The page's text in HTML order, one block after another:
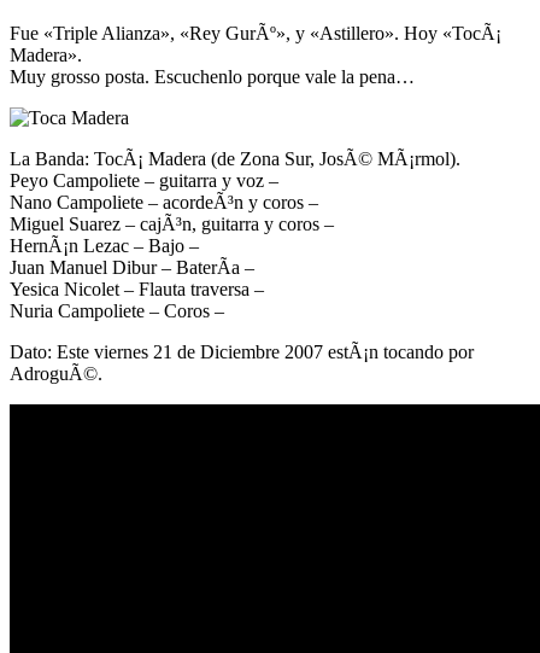
Fue «Triple Alianza», «Rey GurÃº», y «Astillero». Hoy «TocÃ¡
Madera».
Muy grosso posta. Escuchenlo porque vale la pena…
La Banda: TocÃ¡ Madera (de Zona Sur, JosÃ© MÃ¡rmol).
Peyo Campoliete – guitarra y voz –
Nano Campoliete – acordeÃ³n y coros –
Miguel Suarez – cajÃ³n, guitarra y coros –
HernÃ¡n Lezac – Bajo –
Juan Manuel Dibur – BaterÃ­a –
Yesica Nicolet – Flauta traversa –
Nuria Campoliete – Coros –
Dato: Este viernes 21 de Diciembre 2007 estÃ¡n tocando por
AdroguÃ©.